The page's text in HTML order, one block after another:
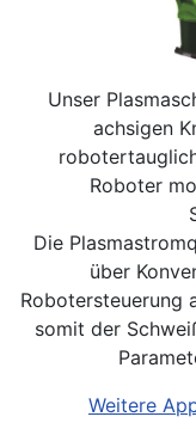
Unser
achsigen
Roboter
Die
über
Robotersteuerung
somit der
Weitere